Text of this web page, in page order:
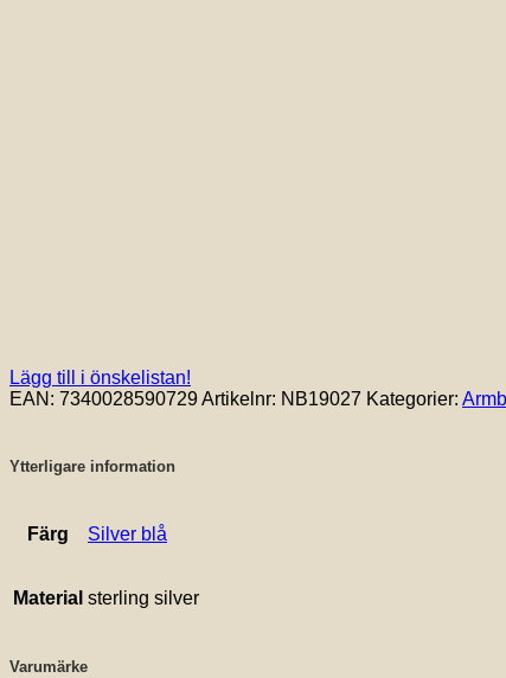
Lägg till i önskelistan!
EAN: 7340028590729Artikelnr: NB19027 Kategorier:
Ytterligare information
Färg Silver blå
Material sterling silver
Varumärke